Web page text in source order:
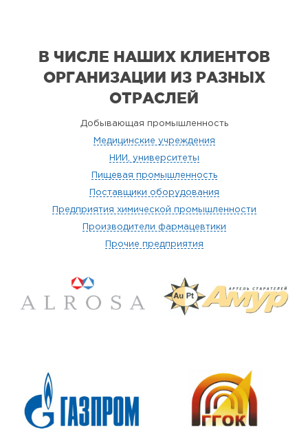
В ЧИСЛЕ НАШИХ КЛИЕНТОВ
ОРГАНИЗАЦИИ ИЗ РАЗНЫХ
ОТРАСЛЕЙ
Добывающая промышленность
Медицинские учреждения
НИИ, университеты
Пищевая промышленность
Поставщики оборудования
Предприятия химической промышленности
Производители фармацевтики
Прочие предприятия